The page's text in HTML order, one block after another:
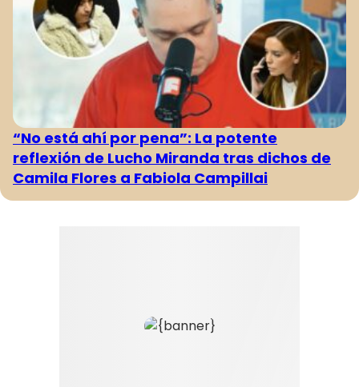
“No está ahí por pena”: La potente
reflexión de Lucho Miranda tras dichos de
Camila Flores a Fabiola Campillai